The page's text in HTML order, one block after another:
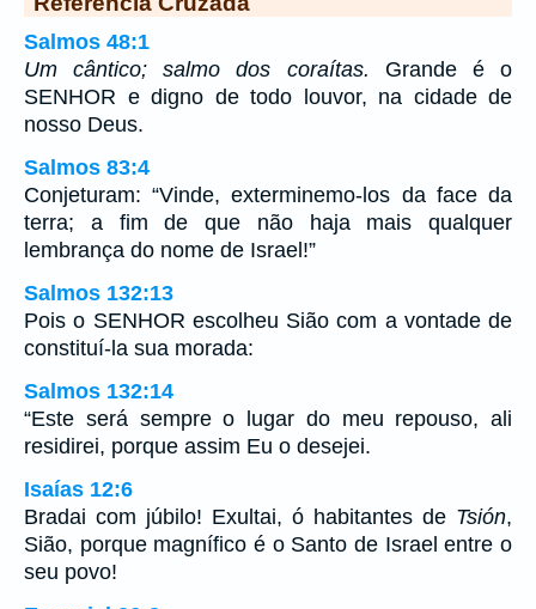
Salmos 48:1
Um cântico; salmo dos coraítas. Grande é o
SENHOR e digno de todo louvor, na cidade de
nosso Deus.
Salmos 83:4
Conjeturam: “Vinde, exterminemo-los da face da
terra; a fim de que não haja mais qualquer
lembrança do nome de Israel!”
Salmos 132:13
Pois o SENHOR escolheu Sião com a vontade de
constituí-la sua morada:
Salmos 132:14
“Este será sempre o lugar do meu repouso, ali
residirei, porque assim Eu o desejei.
Isaías 12:6
Bradai com júbilo! Exultai, ó habitantes de Tsión,
Sião, porque magnífico é o Santo de Israel entre o
seu povo!